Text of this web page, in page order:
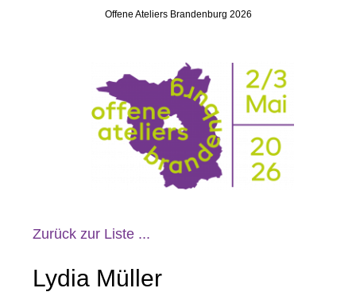
Offene Ateliers Brandenburg 2026
Zurück zur Liste ...
Lydia Müller